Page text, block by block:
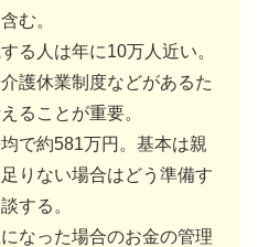
む。
る人は年に10万人近い。
護休業制度などがあるた
ることが重要。
で約581万円。基本は親
りない場合はどう準備す
する。
なった場合のお金の管理